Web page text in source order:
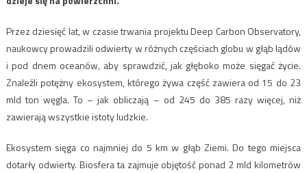
Przez dziesięć lat, w czasie trwania projektu Deep Carbon Observatory,
naukowcy prowadzili odwierty w różnych częściach globu w głąb lądów
i pod dnem oceanów, aby sprawdzić, jak głęboko może sięgać życie.
Znaleźli potężny ekosystem, którego żywa część zawiera od 15 do 23
mld ton węgla. To – jak obliczają – od 245 do 385 razy więcej, niż
zawierają wszystkie istoty ludzkie.
Ekosystem sięga co najmniej do 5 km w głąb Ziemi. Do tego miejsca
dotarły odwierty. Biosfera ta zajmuje objętość ponad 2 mld kilometrów